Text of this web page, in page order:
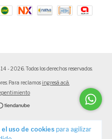
uso de cookies para agilizar
2026. Todos los derechos reservados.
Para reclamos ingresá acá.